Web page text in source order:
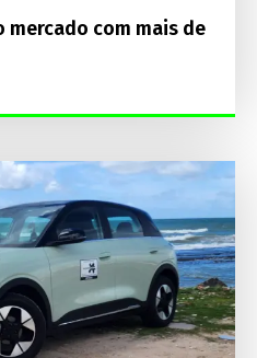
mercado com mais de